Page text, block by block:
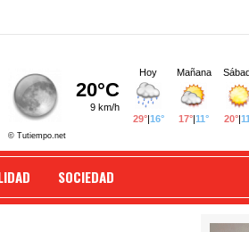
SOCIEDAD